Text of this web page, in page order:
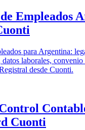
Empleados
para Argentina:
laborales,
desde Cuonti.
Cuonti